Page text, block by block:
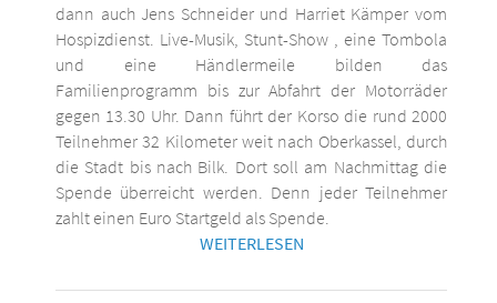
dann auch Jens Schneider und Harriet Kämper vom
Hospizdienst. Live-Musik, Stunt-Show , eine Tombola
und eine Händlermeile bilden das
Familienprogramm bis zur Abfahrt der Motorräder
gegen 13.30 Uhr. Dann führt der Korso die rund 2000
Teilnehmer 32 Kilometer weit nach Oberkassel, durch
die Stadt bis nach Bilk. Dort soll am Nachmittag die
Spende überreicht werden. Denn jeder Teilnehmer
zahlt einen Euro Startgeld als Spende.
WEITERLESEN